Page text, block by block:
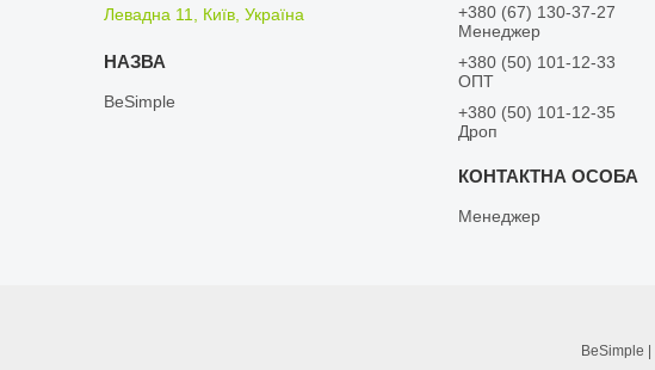
Левадна 11, Київ, Україна
BeSimple
+380 (67) 130-37-27
Менеджер
+380 (50) 101-12-33
ОПТ
+380 (50) 101-12-35
Дроп
Менеджер
BeSimple |